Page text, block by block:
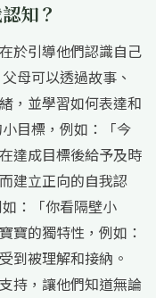
知？
於引導他們認識自己
母可以透過故事、
，並學習如何表達和
目標，例如：「今
達成目標後給予及時
建立正向的自我認
：「你看隔壁小
寶的獨特性，例如：
到被理解和接納。
持，讓他們知道無論